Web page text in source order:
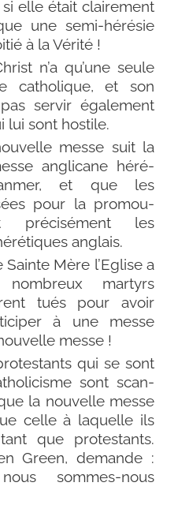
elle était clai­re­ment
une semi-​hérésie
à la Vérité !
n’a qu’une seule
catho­lique, et son
ser­vir éga­le­ment
lui sont hostile.
messe suit la
angli­cane héré­
et que les
pour la pro­mou­
pré­ci­sé­ment les
anglais.
Mère l’Eglise a
mar­tyrs
tués pour avoir
à une messe
messe !
qui se sont
sont scan­
la nou­velle messe
celle à laquelle ils
que pro­tes­tants.
Green, demande :
sommes-​nous